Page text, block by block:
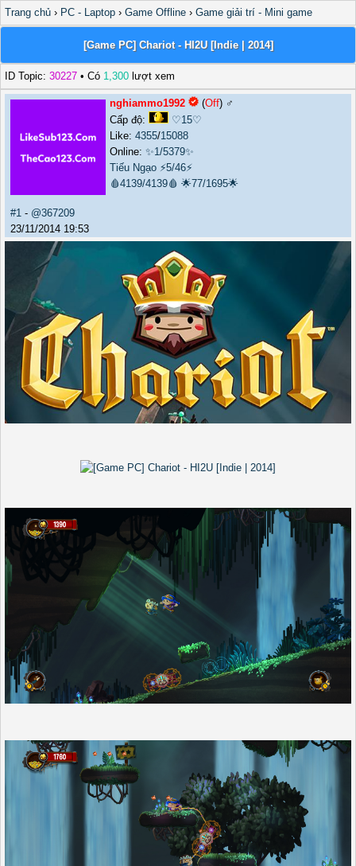
Trang chủ › PC - Laptop › Game Offline › Game giải trí - Mini game
[Game PC] Chariot - HI2U [Indie | 2014]
ID Topic: 30227 • Có 1,300 lượt xem
nghiammo1992 (Off) ♂️
Cấp độ:
♡15♡
Like: 4355/15088
Online: ✨1/5379✨
Tiếu Ngạo ⚡5/46⚡
🩸4139/4139🩸 🌟77/1695🌟
#1 - @367209
23/11/2014 19:53